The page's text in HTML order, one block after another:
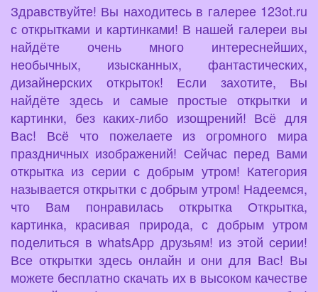
Здравствуйте! Вы находитесь в галерее 123ot.ru
с открытками и картинками! В нашей галереи вы
найдёте очень много интереснейших,
необычных, изысканных, фантастических,
дизайнерских открыток! Если захотите, Вы
найдёте здесь и самые простые открытки и
картинки, без каких-либо изощрений! Всё для
Вас! Всё что пожелаете из огромного мира
праздничных изображений! Сейчас перед Вами
открытка из серии с добрым утром! Категория
называется открытки с добрым утром! Надеемся,
что Вам понравилась открытка Открытка,
картинка, красивая природа, с добрым утром
поделиться в whatsApp друзьям! из этой серии!
Все открытки здесь онлайн и они для Вас! Вы
можете бесплатно скачать их в высоком качестве